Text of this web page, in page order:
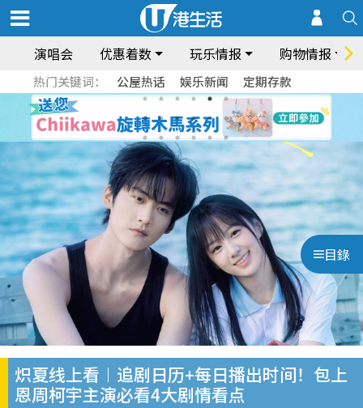
演唱会 优惠着数 玩乐情报 购物情报
热门关键词： 公屋热话 娱乐新闻 定期存款
目錄
炽夏线上看︱追剧日历+每日播出时间！包上
恩周柯宇主演必看4大剧情看点